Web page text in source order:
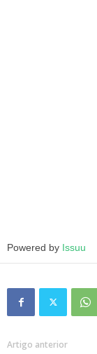
Powered by Issuu
Artigo anterior